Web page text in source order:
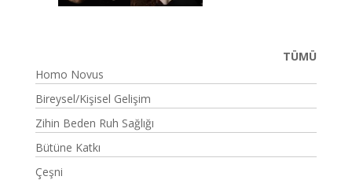
TÜMÜ
Homo Novus
Bireysel/Kişisel Gelişim
Zihin Beden Ruh Sağlığı
Bütüne Katkı
Çeşni